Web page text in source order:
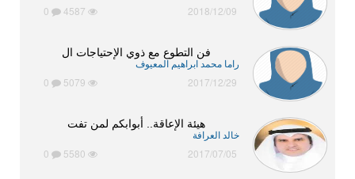
2018/12/09
فن التطوع مع ذوي الإحتياجات ال
راما محمد ابراهيم المعيوف
2017/12/29
هيئة الإعاقة.. أبوابكم لمن تفت
خالد العرافة
2017/07/05